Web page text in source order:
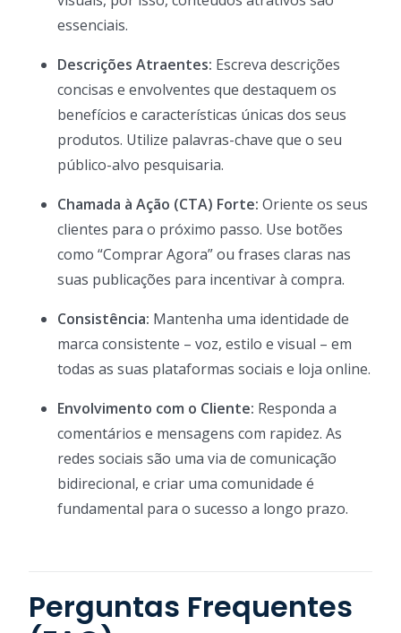
essenciais.
Descrições Atraentes: Escreva descrições
concisas e envolventes que destaquem os
benefícios e características únicas dos seus
produtos. Utilize palavras-chave que o seu
público-alvo pesquisaria.
Chamada à Ação (CTA) Forte: Oriente os seus
clientes para o próximo passo. Use botões
como “Comprar Agora” ou frases claras nas
suas publicações para incentivar à compra.
Consistência: Mantenha uma identidade de
marca consistente – voz, estilo e visual – em
todas as suas plataformas sociais e loja online.
Envolvimento com o Cliente: Responda a
comentários e mensagens com rapidez. As
redes sociais são uma via de comunicação
bidirecional, e criar uma comunidade é
fundamental para o sucesso a longo prazo.
Perguntas Frequentes